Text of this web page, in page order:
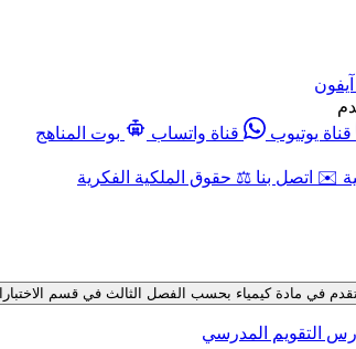
قناة يوتيوب قناة واتساب
بوت المناهج
✉️ اتصل بنا ⚖️ حقوق الملكية الفكرية
مادة كيمياء بحسب الفصل الثالث في قسم الاختبارات
التقويم المدرسي